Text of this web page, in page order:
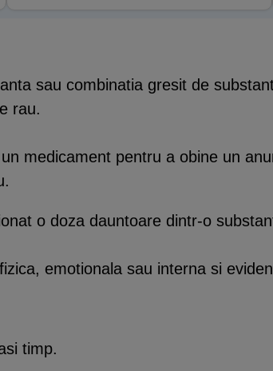
sau combinatia gresit de
rau.
medicament pentru a obine un
o doza dauntoare dintr-o
emotionala sau interna si
timp.